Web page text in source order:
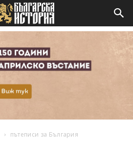
пътеписи за България